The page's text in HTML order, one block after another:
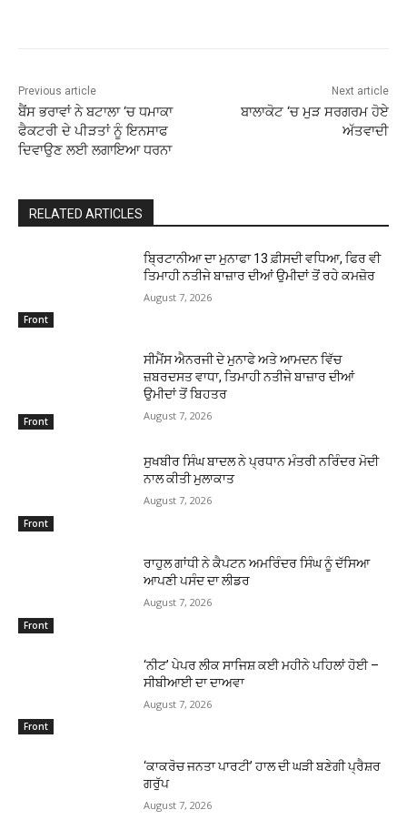
Previous article
ਬੈਂਸ ਭਰਾਵਾਂ ਨੇ ਬਟਾਲਾ ‘ਚ ਧਮਾਕਾ
ਫੈਕਟਰੀ ਦੇ ਪੀੜਤਾਂ ਨੂੰ ਇਨਸਾਫ
ਦਿਵਾਉਣ ਲਈ ਲਗਾਇਆ ਧਰਨਾ
Next article
ਬਾਲਾਕੋਟ ‘ਚ ਮੁੜ ਸਰਗਰਮ ਹੋਏ
ਅੱਤਵਾਦੀ
RELATED ARTICLES
Front
ਬ੍ਰਿਟਾਨੀਆ ਦਾ ਮੁਨਾਫਾ 13 ਫ਼ੀਸਦੀ ਵਧਿਆ, ਫਿਰ ਵੀ
ਤਿਮਾਹੀ ਨਤੀਜੇ ਬਾਜ਼ਾਰ ਦੀਆਂ ਉਮੀਦਾਂ ਤੋਂ ਰਹੇ ਕਮਜ਼ੋਰ
August 7, 2026
Front
ਸੀਮੈਂਸ ਐਨਰਜੀ ਦੇ ਮੁਨਾਫੇ ਅਤੇ ਆਮਦਨ ਵਿੱਚ
ਜ਼ਬਰਦਸਤ ਵਾਧਾ, ਤਿਮਾਹੀ ਨਤੀਜੇ ਬਾਜ਼ਾਰ ਦੀਆਂ
ਉਮੀਦਾਂ ਤੋਂ ਬਿਹਤਰ
August 7, 2026
Front
ਸੁਖਬੀਰ ਸਿੰਘ ਬਾਦਲ ਨੇ ਪ੍ਰਧਾਨ ਮੰਤਰੀ ਨਰਿੰਦਰ ਮੋਦੀ
ਨਾਲ ਕੀਤੀ ਮੁਲਾਕਾਤ
August 7, 2026
Front
ਰਾਹੁਲ ਗਾਂਧੀ ਨੇ ਕੈਪਟਨ ਅਮਰਿੰਦਰ ਸਿੰਘ ਨੂੰ ਦੱਸਿਆ
ਆਪਣੀ ਪਸੰਦ ਦਾ ਲੀਡਰ
August 7, 2026
Front
‘ਨੀਟ’ ਪੇਪਰ ਲੀਕ ਸਾਜਿਸ਼ ਕਈ ਮਹੀਨੇ ਪਹਿਲਾਂ ਹੋਈ –
ਸੀਬੀਆਈ ਦਾ ਦਾਅਵਾ
August 7, 2026
‘ਕਾਕਰੋਚ ਜਨਤਾ ਪਾਰਟੀ’ ਹਾਲ ਦੀ ਘੜੀ ਬਣੇਗੀ ਪ੍ਰੈਸ਼ਰ
ਗਰੁੱਪ
August 7, 2026